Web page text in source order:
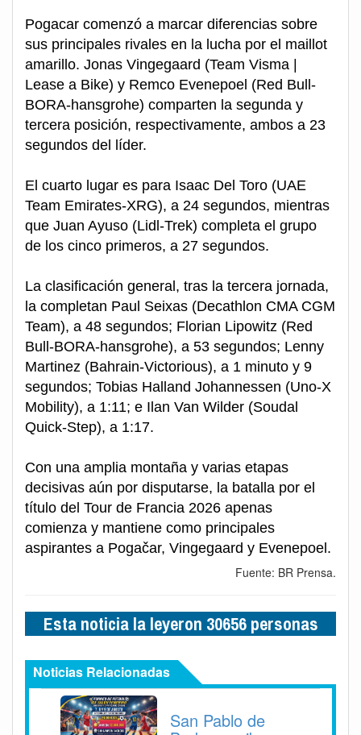
Pogacar comenzó a marcar diferencias sobre
sus principales rivales en la lucha por el maillot
amarillo. Jonas Vingegaard (Team Visma |
Lease a Bike) y Remco Evenepoel (Red Bull-
BORA-hansgrohe) comparten la segunda y
tercera posición, respectivamente, ambos a 23
segundos del líder.
El cuarto lugar es para Isaac Del Toro (UAE
Team Emirates-XRG), a 24 segundos, mientras
que Juan Ayuso (Lidl-Trek) completa el grupo
de los cinco primeros, a 27 segundos.
La clasificación general, tras la tercera jornada,
la completan Paul Seixas (Decathlon CMA CGM
Team), a 48 segundos; Florian Lipowitz (Red
Bull-BORA-hansgrohe), a 53 segundos; Lenny
Martinez (Bahrain-Victorious), a 1 minuto y 9
segundos; Tobias Halland Johannessen (Uno-X
Mobility), a 1:11; e Ilan Van Wilder (Soudal
Quick-Step), a 1:17.
Con una amplia montaña y varias etapas
decisivas aún por disputarse, la batalla por el
título del Tour de Francia 2026 apenas
comienza y mantiene como principales
aspirantes a Pogačar, Vingegaard y Evenepoel.
Fuente: BR Prensa.
Esta noticia la leyeron 30656 personas
Noticias Relacionadas
San Pablo de